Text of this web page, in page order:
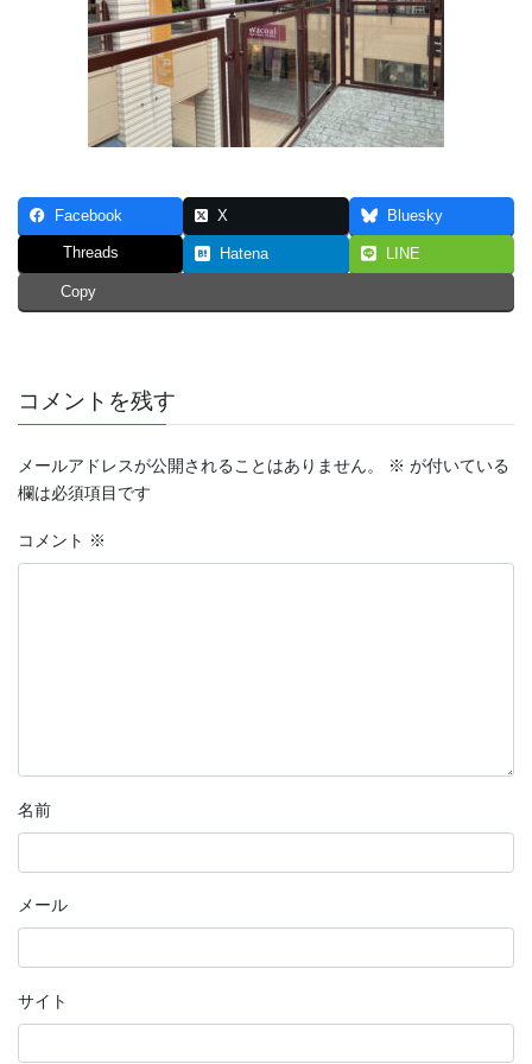
Facebook X Bluesky
Threads Hatena LINE
Copy
コメントを残す
メールアドレスが公開されることはありません。 ※ が付いている
欄は必須項目です
コメント ※
名前
メール
サイト